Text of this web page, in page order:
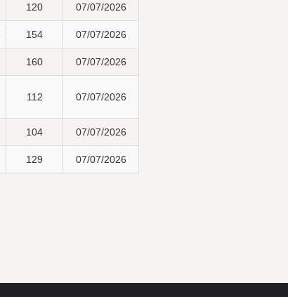
120 07/07/2026
154 07/07/2026
160 07/07/2026
112 07/07/2026
104 07/07/2026
129 07/07/2026